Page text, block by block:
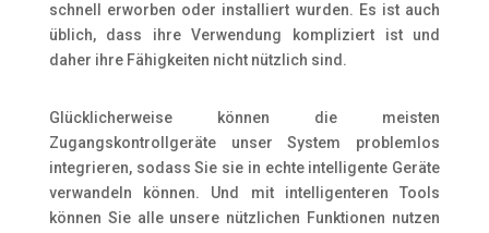
schnell erworben oder installiert wurden. Es ist auch
üblich, dass ihre Verwendung kompliziert ist und
daher ihre Fähigkeiten nicht nützlich sind.
Glücklicherweise können die meisten
Zugangskontrollgeräte unser System problemlos
integrieren, sodass Sie sie in echte intelligente Geräte
verwandeln können. Und mit intelligenteren Tools
können Sie alle unsere nützlichen Funktionen nutzen